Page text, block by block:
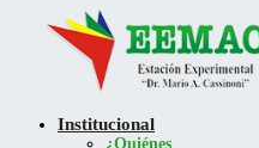
Institucional
¿Quiénes